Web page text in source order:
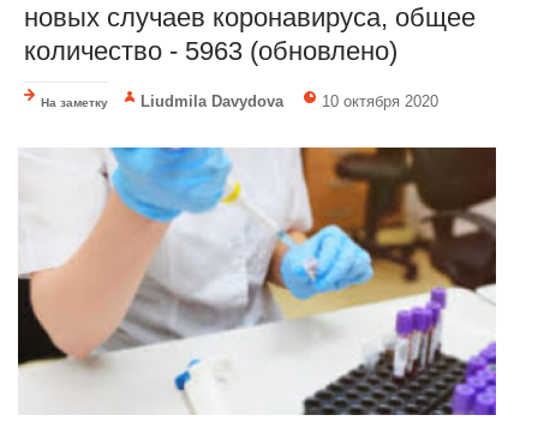
новых случаев коронавируса, общее
количество - 5963 (обновлено)
На заметку Liudmila Davydova 10 октября 2020